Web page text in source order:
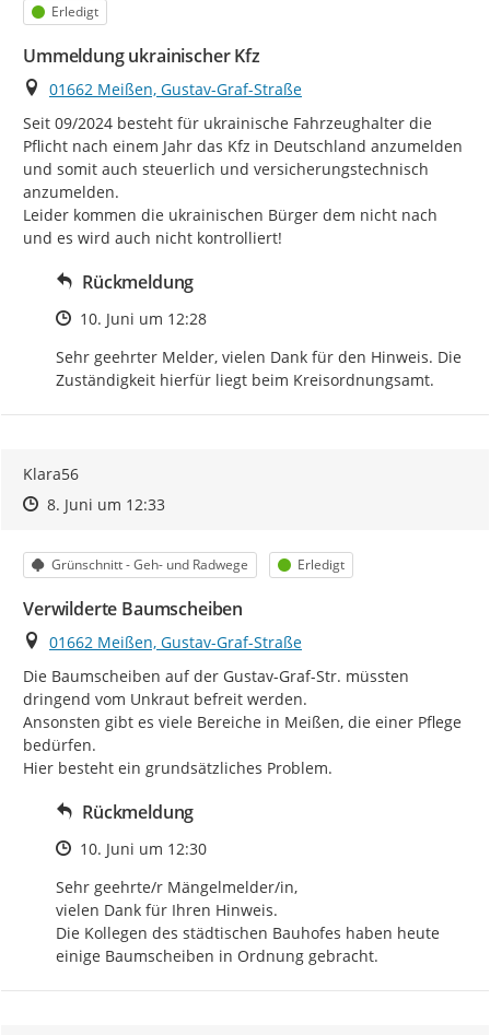
Status
Erledigt
Ummeldung ukrainischer Kfz
Ort
01662 Meißen, Gustav-Graf-Straße
Seit 09/2024 besteht für ukrainische Fahrzeughalter die
Pflicht nach einem Jahr das Kfz in Deutschland anzumelden
und somit auch steuerlich und versicherungstechnisch
anzumelden.
Leider kommen die ukrainischen Bürger dem nicht nach
und es wird auch nicht kontrolliert!
Rückmeldung
Zeitpunkt des Erstellens
10. Juni um 12:28
Sehr geehrter Melder, vielen Dank für den Hinweis. Die
Zuständigkeit hierfür liegt beim Kreisordnungsamt.
Klara56
Zeitpunkt des Erstellens
Zeitpunkt des Erstellens
8. Juni um 12:33Zur Äußerung
Kategorie
Grünschnitt - Geh- und Radwege Status
Erledigt
Verwilderte Baumscheiben
Ort
01662 Meißen, Gustav-Graf-Straße
Die Baumscheiben auf der Gustav-Graf-Str. müssten
dringend vom Unkraut befreit werden.
Ansonsten gibt es viele Bereiche in Meißen, die einer Pflege
bedürfen.
Hier besteht ein grundsätzliches Problem.
Rückmeldung
Zeitpunkt des Erstellens
10. Juni um 12:30
Sehr geehrte/r Mängelmelder/in,
vielen Dank für Ihren Hinweis.
Die Kollegen des städtischen Bauhofes haben heute
einige Baumscheiben in Ordnung gebracht.